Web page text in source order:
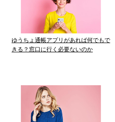
ゆうちょ通帳アプリがあれば何でもで
きる？窓口に行く必要ないのか